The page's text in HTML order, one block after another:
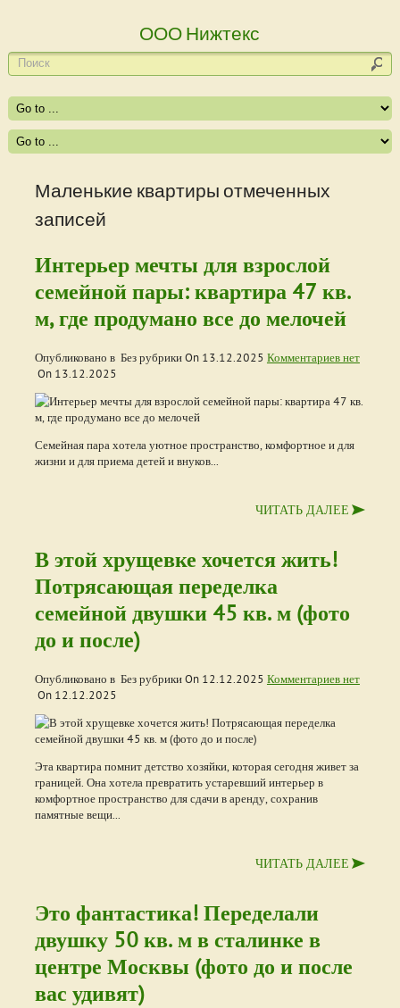
ООО Нижтекс
Маленькие квартиры отмеченных
записей
Интерьер мечты для взрослой
семейной пары: квартира 47 кв.
м, где продумано все до мелочей
Опубликовано в Без рубрики On 13.12.2025 Комментариев нет
On 13.12.2025
Семейная пара хотела уютное пространство, комфортное и для
жизни и для приема детей и внуков...
ЧИТАТЬ ДАЛЕЕ
В этой хрущевке хочется жить!
Потрясающая переделка
семейной двушки 45 кв. м (фото
до и после)
Опубликовано в Без рубрики On 12.12.2025 Комментариев нет
On 12.12.2025
Эта квартира помнит детство хозяйки, которая сегодня живет за
границей. Она хотела превратить устаревший интерьер в
комфортное пространство для сдачи в аренду, сохранив
памятные вещи...
ЧИТАТЬ ДАЛЕЕ
Это фантастика! Переделали
двушку 50 кв. м в сталинке в
центре Москвы (фото до и после
вас удивят)